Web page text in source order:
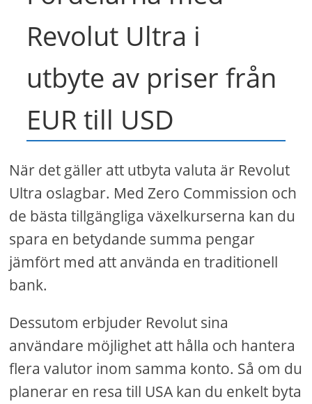
Revolut Ultra i
utbyte av priser från
EUR till USD
När det gäller att utbyta valuta är Revolut
Ultra oslagbar. Med Zero Commission och
de bästa tillgängliga växelkurserna kan du
spara en betydande summa pengar
jämfört med att använda en traditionell
bank.
Dessutom erbjuder Revolut sina
användare möjlighet att hålla och hantera
flera valutor inom samma konto. Så om du
planerar en resa till USA kan du enkelt byta